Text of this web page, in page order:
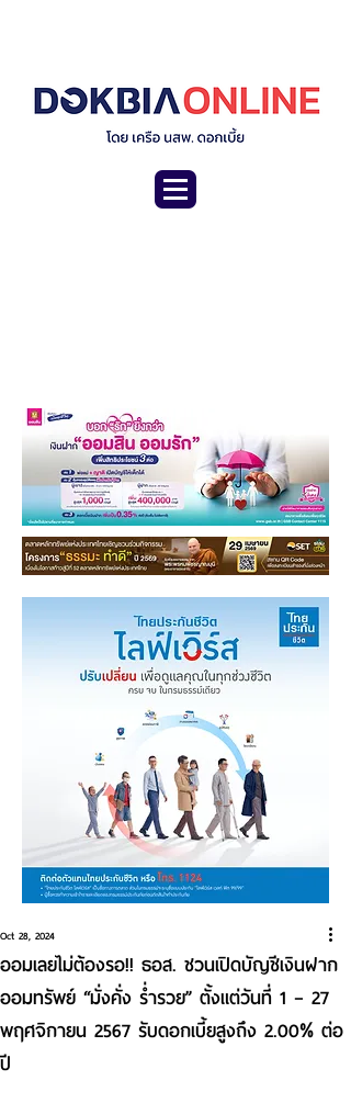
ออมเลยไม่ต้องรอ!! ธอส. ชวนเปิดบัญชีเงินฝาก
ออมทรัพย์ “มั่งคั่ง ร่ำรวย” ตั้งแต่วันที่ 1 – 27
พฤศจิกายน 2567 รับดอกเบี้ยสูงถึง 2.00% ต่อ
ปี
Oct 28, 2024